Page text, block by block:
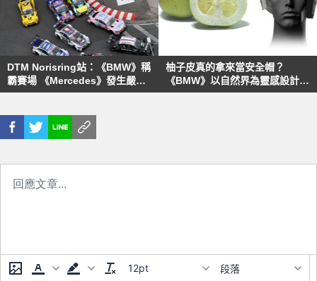
DTM Norisring站：《BMW》稱
霸賽場 《Mercedes》發生嚴重
事故
柚子皮真的拿來當安全帽？
《BMW》以自然界為靈感設計新
世代護具
12pt 段落